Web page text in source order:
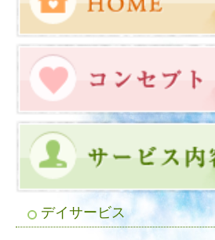
デイサービス